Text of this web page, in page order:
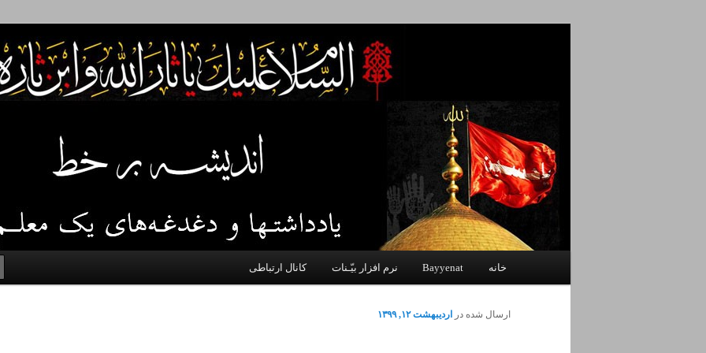
اندیشه بر خط
خانه Bayyenat نرم افزار بیّـنات کانال ارتباطی
ارسال شده در اردیبهشت ۱۲, ۱۳۹۹